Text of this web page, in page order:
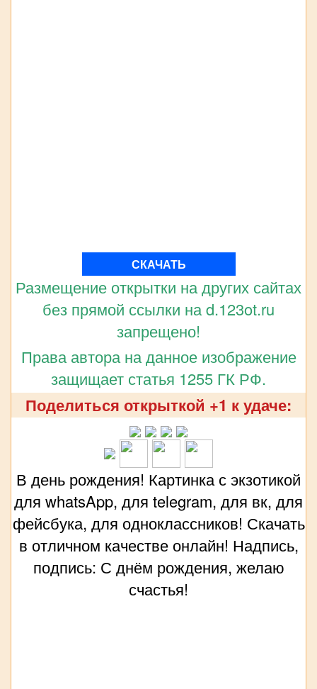
СКАЧАТЬ
Размещение открытки на других сайтах
без прямой ссылки на d.123ot.ru
запрещено!
Права автора на данное изображение
защищает статья 1255 ГК РФ.
Поделиться открыткой +1 к удаче:
В день рождения! Картинка с экзотикой
для whatsApp, для telegram, для вк, для
фейсбука, для одноклассников! Скачать
в отличном качестве онлайн! Надпись,
подпись: С днём рождения, желаю
счастья!